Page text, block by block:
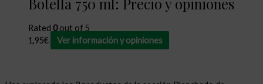
Rated 0out of 5
1,95€ Ver información y opiniones